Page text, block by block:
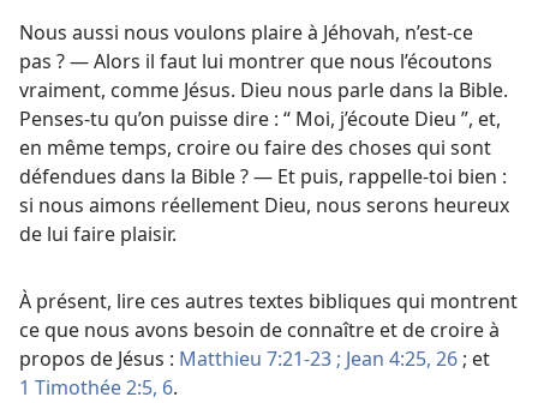
Nous aussi nous voulons plaire à Jéhovah, n’est-​ce
pas ? — Alors il faut lui montrer que nous l’écoutons
vraiment, comme Jésus. Dieu nous parle dans la Bible.
Penses-​tu qu’on puisse dire : “ Moi, j’écoute Dieu ”, et,
en même temps, croire ou faire des choses qui sont
défendues dans la Bible ? — Et puis, rappelle-​toi bien :
si nous aimons réellement Dieu, nous serons heureux
de lui faire plaisir.
À présent, lire ces autres textes bibliques qui montrent
ce que nous avons besoin de connaître et de croire à
propos de Jésus : Matthieu 7:21-23 ; Jean 4:25, 26 ; et
1 Timothée 2:5, 6.